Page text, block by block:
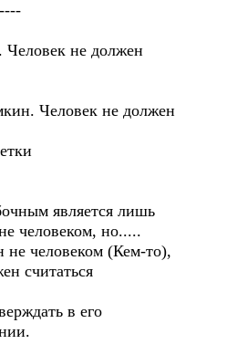
не должен
Человек не должен
является лишь
человеком, но.....
не человеком (Кем-то),
считаться
в его